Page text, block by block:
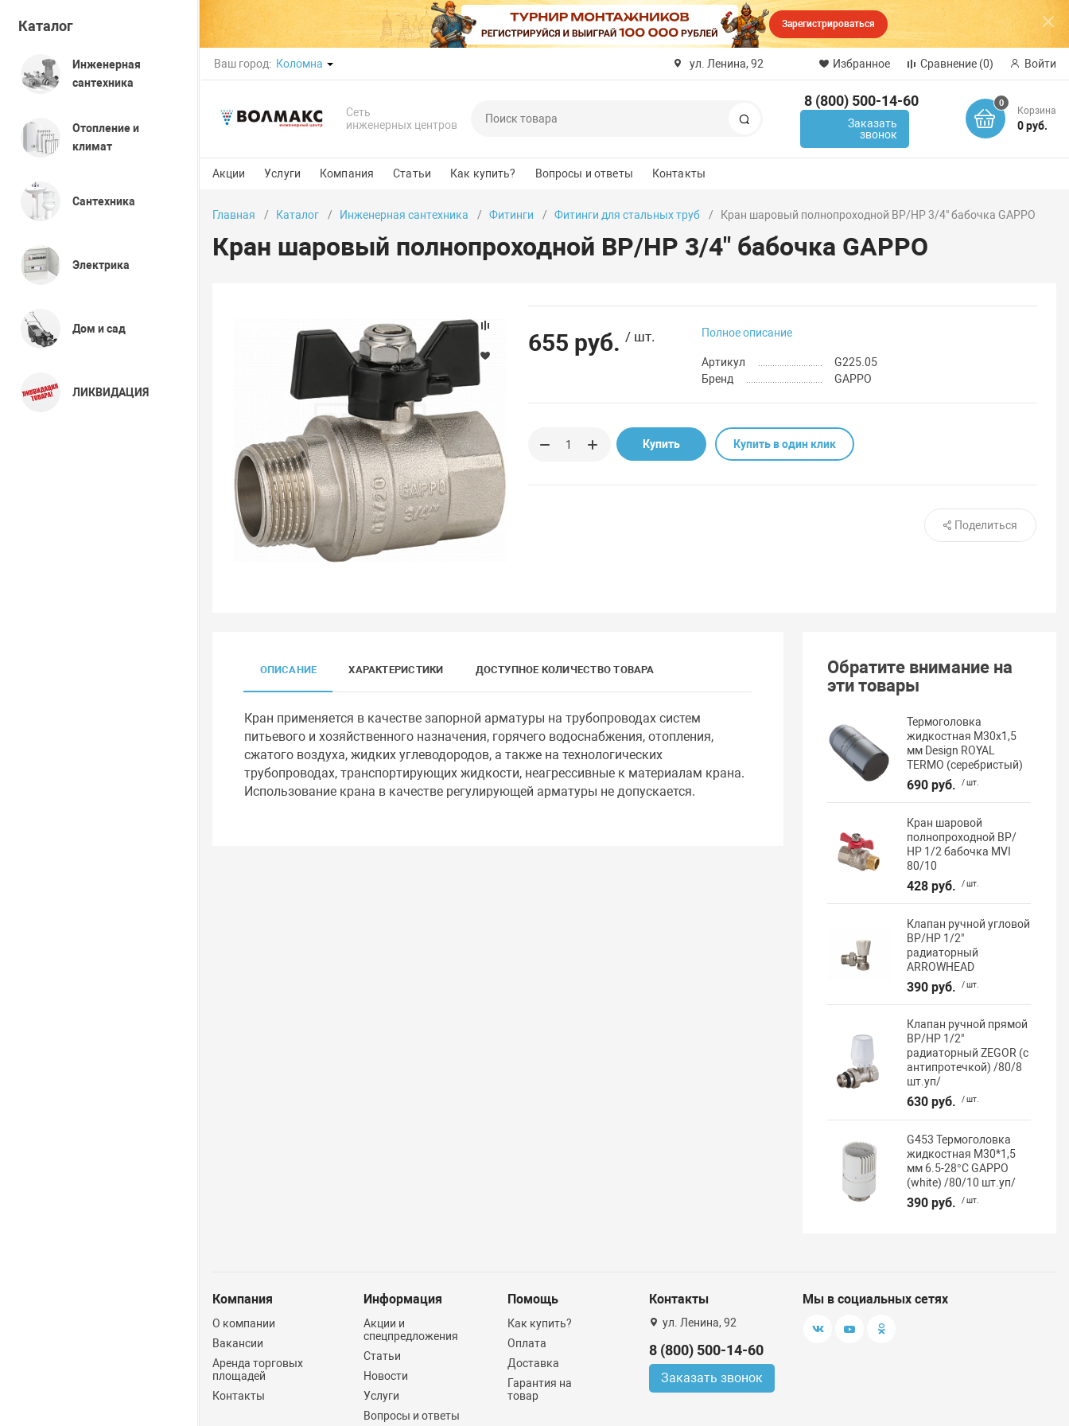
Зарегистрироваться
Ваш город: Коломна ул. Ленина, 92 Избранное Сравнение (0) Войти
Сеть
инженерных центров
8 (800) 500-14-60
Заказать
звонок
0
Корзина
0 руб.
Акции Услуги Компания Статьи Как купить? Вопросы и ответы Контакты
Каталог
Инженерная
сантехника
Отопление и
климат
Сантехника
Электрика
Дом и сад
ЛИКВИДАЦИЯ
Главная Каталог Инженерная сантехника Фитинги Фитинги для стальных труб Кран шаровый полнопроходной ВР/НР 3/4" бабочка GAPPO
Кран шаровый полнопроходной ВР/НР 3/4" бабочка GAPPO
655 руб. / шт. Полное описание
Артикул
G225.05
Бренд
GAPPO
Купить Купить в один клик
Поделиться
ОПИСАНИЕ ХАРАКТЕРИСТИКИ ДОСТУПНОЕ КОЛИЧЕСТВО ТОВАРА
Кран применяется в качестве запорной арматуры на трубопроводах систем
питьевого и хозяйственного назначения, горячего водоснабжения, отопления,
сжатого воздуха, жидких углеводородов, а также на технологических
трубопроводах, транспортирующих жидкости, неагрессивные к материалам крана.
Использование крана в качестве регулирующей арматуры не допускается.
Обратите внимание на
эти товары
Термоголовка
жидкостная М30х1,5
мм Design ROYAL
TERMO (серебристый)
690 руб. / шт.
Кран шаровой
полнопроходной ВР/
НР 1/2 бабочка MVI
80/10
428 руб. / шт.
Клапан ручной угловой
ВР/НР 1/2"
радиаторный
ARROWHEAD
390 руб. / шт.
Клапан ручной прямой
ВР/НР 1/2"
радиаторный ZEGOR (с
антипротечкой) /80/8
шт.уп/
630 руб. / шт.
G453 Термоголовка
жидкостная М30*1,5
мм 6.5-28°C GAPPO
(white) /80/10 шт.уп/
390 руб. / шт.
Компания
О компании
Вакансии
Аренда торговых
площадей
Контакты
Информация
Акции и
спецпредложения
Статьи
Новости
Услуги
Вопросы и ответы
Помощь
Как купить?
Оплата
Доставка
Гарантия на
товар
Контакты
ул. Ленина, 92
8 (800) 500-14-60
Заказать звонок
Мы в социальных сетях